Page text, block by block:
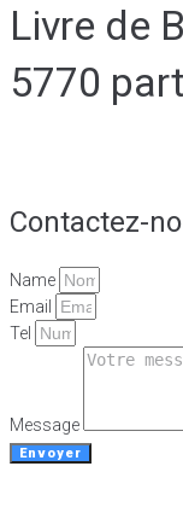
Livre de
5770
Contactez-
Name
Email
Tel
Message
Envoyer